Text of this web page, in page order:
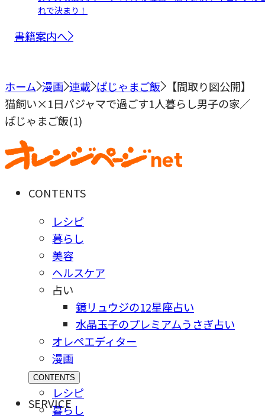
れで決まり！
書籍案内へ
ホーム 漫画 連載 ぱじゃまご飯
【間取り図公開】
猫飼い×1日パジャマで過ごす1人暮らし男子の家／
ぱじゃまご飯(1)
CONTENTS
レシピ
暮らし
美容
ヘルスケア
占い
鏡リュウジの12星座占い
水晶玉子のプレミアムうさぎ占い
オレペエディター
漫画
CONTENTS
レシピ
暮らし
SERVICE